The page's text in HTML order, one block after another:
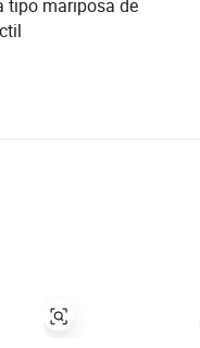
tipo mariposa de